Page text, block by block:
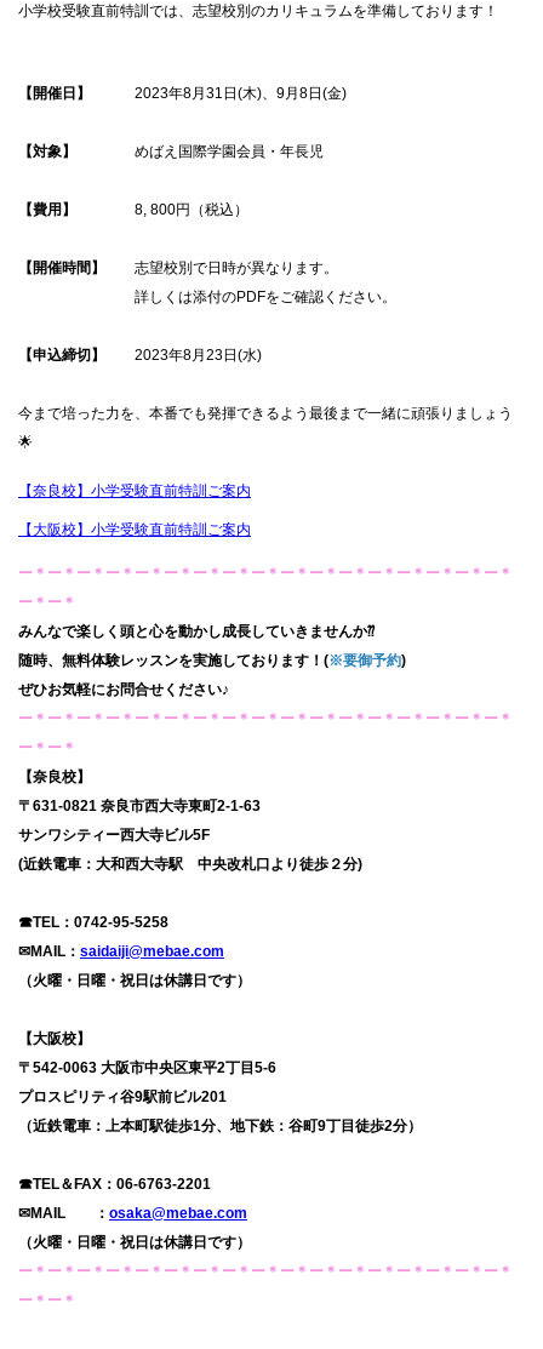
小学校受験直前特訓では、志望校別のカリキュラムを準備しております！
【開催日】 2023年8月31日(木)、9月8日(金)
【対象】 めばえ国際学園会員・年長児
【費用】 8, 800円（税込）
【開催時間】 志望校別で日時が異なります。
詳しくは添付のPDFをご確認ください。
【申込締切】 2023年8月23日(水)
今まで培った力を、本番でも発揮できるよう最後まで一緒に頑張りましょう
🌟
【奈良校】小学受験直前特訓ご案内
【大阪校】小学受験直前特訓ご案内
ー＊ー＊ー＊ー＊ー＊ー＊ー＊ー＊ー＊ー＊ー＊ー＊ー＊ー＊ー＊ー＊ー＊
ー＊ー＊
みんなで楽しく頭と心を動かし成長していきませんか⁇
随時、無料体験レッスンを実施しております！ (※要御予約)
ぜひお気軽にお問合せください♪
ー＊ー＊ー＊ー＊ー＊ー＊ー＊ー＊ー＊ー＊ー＊ー＊ー＊ー＊ー＊ー＊ー＊
ー＊ー＊
【奈良校】
〒 631-0821 奈良市西大寺東町2-1-63
サンワシティー西大寺ビル5F
(近鉄電車：大和西大寺駅 中央改札口より徒歩２分)
☎TEL ： 0742-95-5258
✉MAIL ： saidaiji@mebae.com
（火曜・日曜・祝日は休講日です）
【大阪校】
〒 542-0063 大阪市中央区東平2丁目5-6
プロスピリティ谷9駅前ビル201
（近鉄電車：上本町駅徒歩1分、地下鉄：谷町9丁目徒歩2分）
☎TEL＆FAX ： 06-6763-2201
✉MAIL ： osaka@mebae.com
（火曜・日曜・祝日は休講日です）
ー＊ー＊ー＊ー＊ー＊ー＊ー＊ー＊ー＊ー＊ー＊ー＊ー＊ー＊ー＊ー＊ー＊
ー＊ー＊